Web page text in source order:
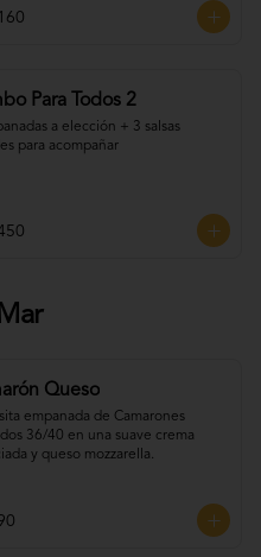
Para Todos 2
a elección + 3 salsas
para acompañar
Queso
empanada de Camarones
36/40 en una suave crema
y queso mozzarella.